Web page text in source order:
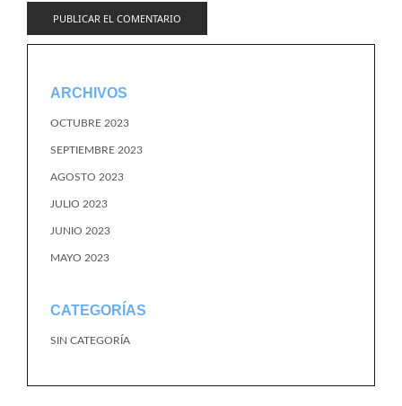
ARCHIVOS
OCTUBRE 2023
SEPTIEMBRE 2023
AGOSTO 2023
JULIO 2023
JUNIO 2023
MAYO 2023
CATEGORÍAS
SIN CATEGORÍA